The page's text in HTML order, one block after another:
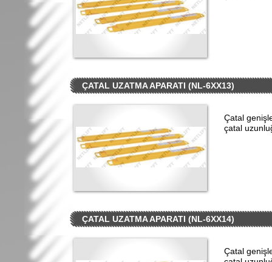
ÇATAL UZATMA APARATI (NL-6XX13)
Çatal
çatal
ÇATAL UZATMA APARATI (NL-6XX14)
Çatal